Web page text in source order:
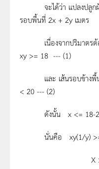
จะได้ว่า แปลงปลูกผัก
รอบพื้นที่ 2x + 2y เมตร
เนื่องจากปริมาตรต้อง
xy >= 18 --- (1)
และ เส้นรอบข้างพื้นที่
< 20 --- (2)
ดังนั้น x <= 18-2x
นั่นคือ xy(1/y) >=
X >= 40/